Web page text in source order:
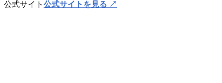
公式サイト 公式サイトを見る ↗